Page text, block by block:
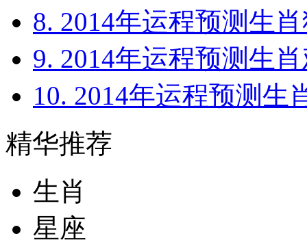
8. 2014年运程预测生
9. 2014年运程预测生
10. 2014年运程预测生
精华推荐
生肖
星座